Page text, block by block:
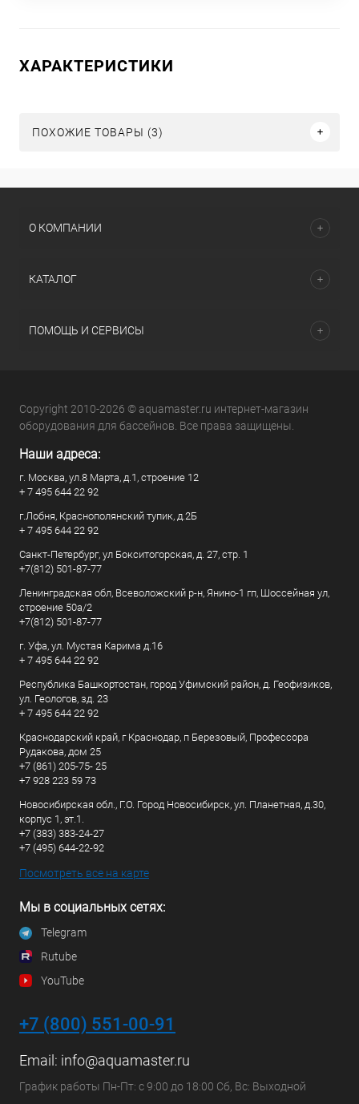
ХАРАКТЕРИСТИКИ
ПОХОЖИЕ ТОВАРЫ (3)
О КОМПАНИИ
КАТАЛОГ
ПОМОЩЬ И СЕРВИСЫ
Copyright 2010-2026 © aquamaster.ru интернет-магазин
оборудования для бассейнов. Все права защищены.
Наши адреса:
г. Москва, ул.8 Марта, д.1, строение 12
+ 7 495 644 22 92
г.Лобня, Краснополянский тупик, д.2Б
+ 7 495 644 22 92
Санкт-Петербург, ул Бокситогорская, д. 27, стр. 1
+7(812) 501-87-77
Ленинградская обл, Всеволожский р-н, Янино-1 гп, Шоссейная ул,
строение 50а/2
+7(812) 501-87-77
г. Уфа, ул. Мустая Карима д.16
+ 7 495 644 22 92
Республика Башкортостан, город Уфимский район, д. Геофизиков,
ул. Геологов, зд. 23
+ 7 495 644 22 92
Краснодарский край, г Краснодар, п Березовый, Профессора
Рудакова, дом 25
+7 (861) 205-75- 25
+7 928 223 59 73
Новосибирская обл., Г.О. Город Новосибирск, ул. Планетная, д.30,
корпус 1, эт.1.
+7 (383) 383-24-27
+7 (495) 644-22-92
Посмотреть все на карте
Мы в социальных сетях:
Telegram
Rutube
YouTube
+7 (800) 551-00-91
Email: info@aquamaster.ru
График работы Пн-Пт: с 9:00 до 18:00 Сб, Вс: Выходной